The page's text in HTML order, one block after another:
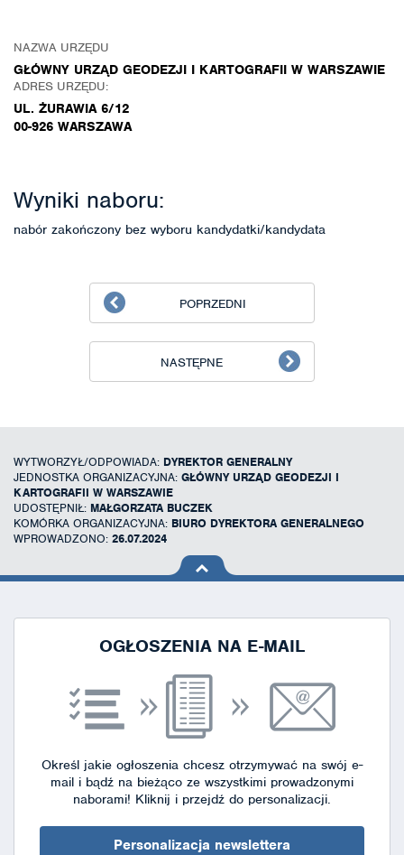
NAZWA URZĘDU
GŁÓWNY URZĄD GEODEZJI I KARTOGRAFII W WARSZAWIE
ADRES URZĘDU:
UL. ŻURAWIA 6/12
00-926 WARSZAWA
Wyniki naboru:
nabór zakończony bez wyboru kandydatki/kandydata
POPRZEDNI
NASTĘPNE
WYTWORZYŁ/ODPOWIADA: DYREKTOR GENERALNY
JEDNOSTKA ORGANIZACYJNA: GŁÓWNY URZĄD GEODEZJI I
KARTOGRAFII W WARSZAWIE
UDOSTĘPNIŁ: MAŁGORZATA BUCZEK
KOMÓRKA ORGANIZACYJNA: BIURO DYREKTORA GENERALNEGO
WPROWADZONO: 26.07.2024
na górę
OGŁOSZENIA NA E-MAIL
Określ jakie ogłoszenia chcesz otrzymywać na swój e-
mail i bądź na bieżąco ze wszystkimi prowadzonymi
naborami! Kliknij i przejdź do personalizacji.
Personalizacja newslettera